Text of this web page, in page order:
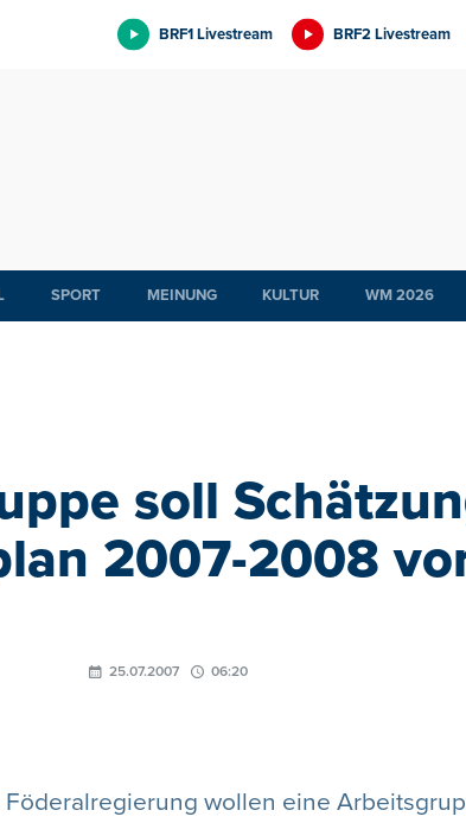
BRF1 Livestream BRF2 Livestream
SPORT MEINUNG KULTUR WM 2026
soll
2007-2008
25.07.2007 06:20
wollen eine